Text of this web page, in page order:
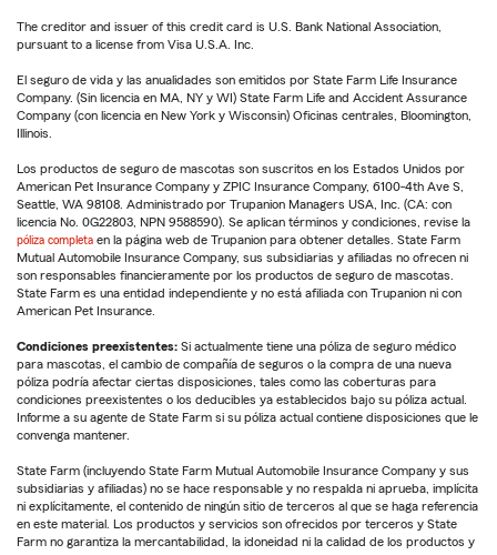
The creditor and issuer of this credit card is U.S. Bank National Association,
pursuant to a license from Visa U.S.A. Inc.
El seguro de vida y las anualidades son emitidos por State Farm Life Insurance
Company. (Sin licencia en MA, NY y WI) State Farm Life and Accident Assurance
Company (con licencia en New York y Wisconsin) Oficinas centrales, Bloomington,
Illinois.
Los productos de seguro de mascotas son suscritos en los Estados Unidos por
American Pet Insurance Company y ZPIC Insurance Company, 6100-4th Ave S,
Seattle, WA 98108. Administrado por Trupanion Managers USA, Inc. (CA: con
licencia No. 0G22803, NPN 9588590). Se aplican términos y condiciones, revise la
póliza completa en la página web de Trupanion para obtener detalles. State Farm
Mutual Automobile Insurance Company, sus subsidiarias y afiliadas no ofrecen ni
son responsables financieramente por los productos de seguro de mascotas.
State Farm es una entidad independiente y no está afiliada con Trupanion ni con
American Pet Insurance.
Condiciones preexistentes: Si actualmente tiene una póliza de seguro médico
para mascotas, el cambio de compañía de seguros o la compra de una nueva
póliza podría afectar ciertas disposiciones, tales como las coberturas para
condiciones preexistentes o los deducibles ya establecidos bajo su póliza actual.
Informe a su agente de State Farm si su póliza actual contiene disposiciones que le
convenga mantener.
State Farm (incluyendo State Farm Mutual Automobile Insurance Company y sus
subsidiarias y afiliadas) no se hace responsable y no respalda ni aprueba, implícita
ni explícitamente, el contenido de ningún sitio de terceros al que se haga referencia
en este material. Los productos y servicios son ofrecidos por terceros y State
Farm no garantiza la mercantabilidad, la idoneidad ni la calidad de los productos y